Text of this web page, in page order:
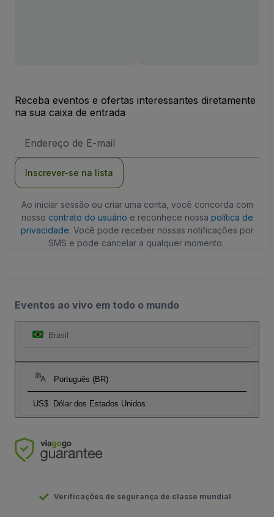
Receba eventos e ofertas interessantes diretamente
na sua caixa de entrada
de
Inscrever-se na lista
Ao iniciar sessão ou criar uma conta, você concorda com
nosso contrato do usuário e reconhece nossa política de
privacidade. Você pode receber nossas notificações por
SMS e pode cancelar a qualquer momento.
Eventos ao vivo em todo o mundo
Brasil
Português (BR)
US$ Dólar dos Estados Unidos
Verificações de segurança de classe mundial